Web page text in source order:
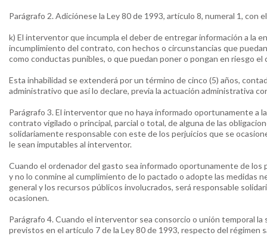
Parágrafo 2. Adiciónese la Ley 80 de 1993, artículo 8, numeral 1, con
k) El interventor que incumpla el deber de entregar información a la
incumplimiento del contrato, con hechos o circunstancias que
como conductas punibles, o que puedan poner o pongan en riesgo
Esta inhabilidad se extenderá por un término de cinco (5) años,
administrativo que así lo declare, previa la actuación administrativa
Parágrafo 3. El interventor que no haya informado oportunamente a
contrato vigilado o principal, parcial o total, de alguna de las
solidariamente responsable con este de los perjuicios que se
le sean imputables al interventor.
Cuando el ordenador del gasto sea informado oportunamente de
y no lo conmine al cumplimiento de lo pactado o adopte las medidas
general y los recursos públicos involucrados, será responsable
ocasionen.
Parágrafo 4. Cuando el interventor sea consorcio o unión temporal la
previstos en el artículo 7 de la Ley 80 de 1993, respecto del régimen